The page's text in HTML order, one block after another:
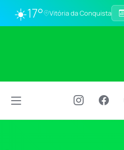
☀️17° Vitória da Conquista